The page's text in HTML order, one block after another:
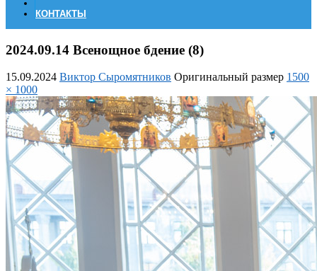
КОНТАКТЫ
2024.09.14 Всенощное бдение (8)
15.09.2024 Виктор Сыромятников Оригинальный размер 1500
× 1000